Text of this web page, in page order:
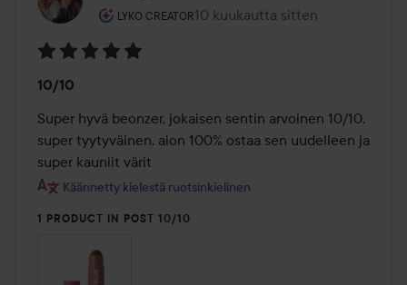
LYKO CREATOR
Käyttäjän rooli: Lyko Creator.
10 kuukautta sitten
Viesti luotiin 10 kuukautta sitten
5
/
5
10/10
Super hyvä beonzer, jokaisen sentin arvoinen 10/10,
super tyytyväinen, aion 100% ostaa sen uudelleen ja
super kauniit värit
Käännetty kielestä ruotsinkielinen
1 PRODUCT IN POST 10/10